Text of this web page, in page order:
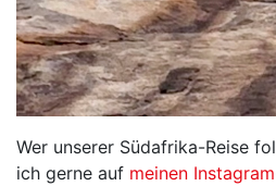
Wer unserer Südafrika-Reise
ich gerne auf meinen